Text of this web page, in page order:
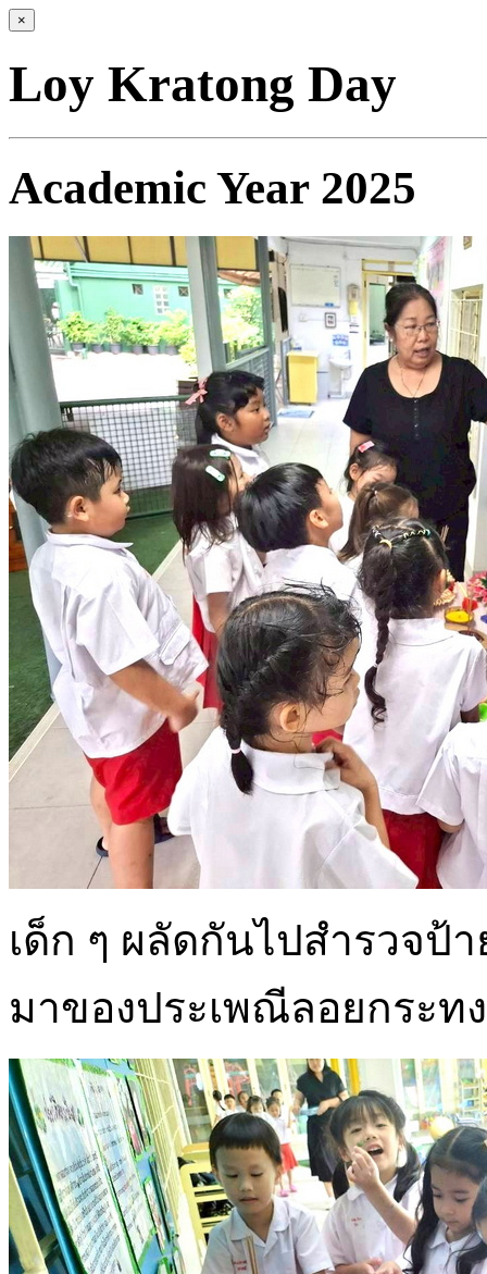
×
Loy Kratong Day
Academic Year 2025
เด็ก ๆ ผลัดกันไปสำรวจป้
มาของประเพณีลอยกระทง